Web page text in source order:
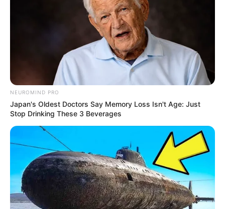
NEUROMIND PRO
Japan's Oldest Doctors Say Memory Loss Isn't Age: Just
Stop Drinking These 3 Beverages